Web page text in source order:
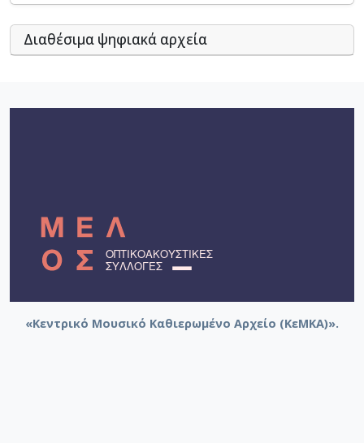
Διαθέσιμα ψηφιακά αρχεία
«Κεντρικό Μουσικό Καθιερωμένο Αρχείο (ΚεΜΚΑ)».